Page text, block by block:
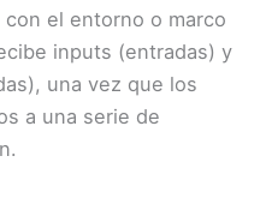
el entorno o marco
inputs (entradas) y
una vez que los
a una serie de